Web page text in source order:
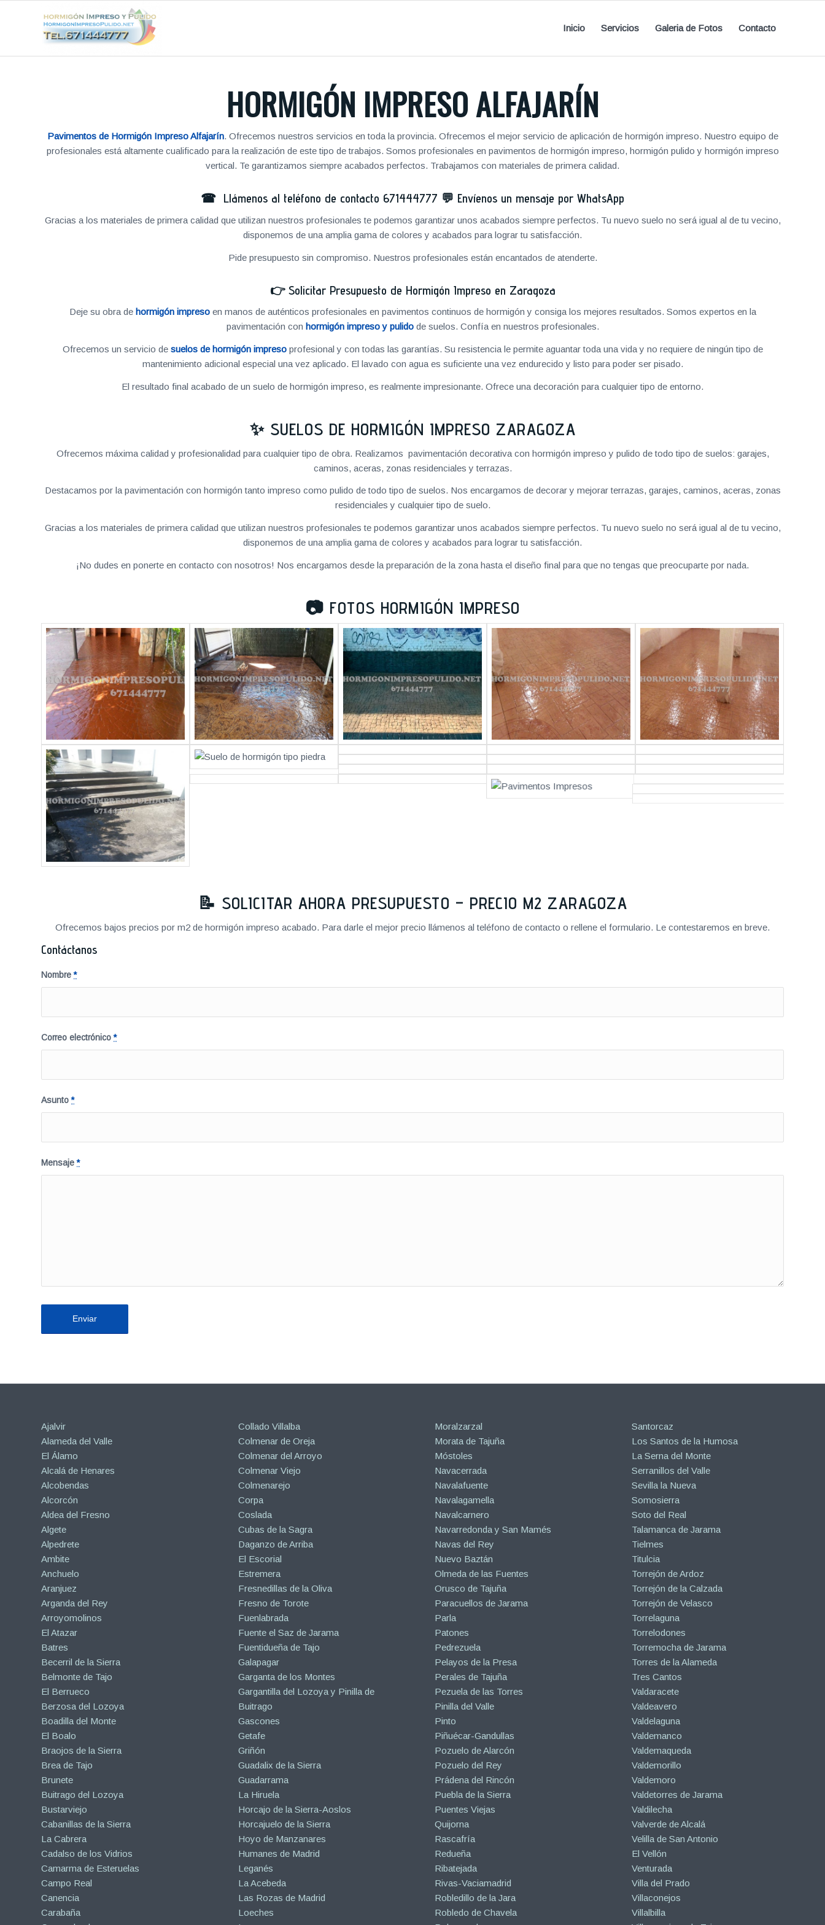
Inicio Servicios Galeria de Fotos Contacto
HORMIGÓN IMPRESO ALFAJARÍN
Pavimentos de Hormigón Impreso Alfajarín. Ofrecemos nuestros servicios en toda la provincia. Ofrecemos el mejor servicio de aplicación de hormigón impreso. Nuestro equipo de
profesionales está altamente cualificado para la realización de este tipo de trabajos. Somos profesionales en pavimentos de hormigón impreso, hormigón pulido y hormigón impreso
vertical. Te garantizamos siempre acabados perfectos. Trabajamos con materiales de primera calidad.
☎ Llámenos al teléfono de contacto 671444777 💬 Envíenos un mensaje por WhatsApp
Gracias a los materiales de primera calidad que utilizan nuestros profesionales te podemos garantizar unos acabados siempre perfectos. Tu nuevo suelo no será igual al de tu vecino,
disponemos de una amplia gama de colores y acabados para lograr tu satisfacción.
Pide presupuesto sin compromiso. Nuestros profesionales están encantados de atenderte.
👉 Solicitar Presupuesto de Hormigón Impreso en Zaragoza
Deje su obra de hormigón impresoen manos de auténticos profesionales en pavimentos continuos de hormigón y consiga los mejores resultados. Somos expertos en la
pavimentación con hormigón impreso y pulidode suelos. Confía en nuestros profesionales.
Ofrecemos un servicio de suelos de hormigón impresoprofesional y con todas las garantías. Su resistencia le permite aguantar toda una vida y no requiere de ningún tipo de
mantenimiento adicional especial una vez aplicado. El lavado con agua es suficiente una vez endurecido y listo para poder ser pisado.
El resultado final acabado de un suelo de hormigón impreso, es realmente impresionante. Ofrece una decoración para cualquier tipo de entorno.
✨ SUELOS DE HORMIGÓN IMPRESO ZARAGOZA
Ofrecemos máxima calidad y profesionalidad para cualquier tipo de obra. Realizamos pavimentación decorativa con hormigón impreso y pulido de todo tipo de suelos: garajes,
caminos, aceras, zonas residenciales y terrazas.
Destacamos por la pavimentación con hormigón tanto impreso como pulido de todo tipo de suelos. Nos encargamos de decorar y mejorar terrazas, garajes, caminos, aceras, zonas
residenciales y cualquier tipo de suelo.
Gracias a los materiales de primera calidad que utilizan nuestros profesionales te podemos garantizar unos acabados siempre perfectos. Tu nuevo suelo no será igual al de tu vecino,
disponemos de una amplia gama de colores y acabados para lograr tu satisfacción.
¡No dudes en ponerte en contacto con nosotros! Nos encargamos desde la preparación de la zona hasta el diseño final para que no tengas que preocuparte por nada.
📷 FOTOS HORMIGÓN IMPRESO
📝 SOLICITAR AHORA PRESUPUESTO – PRECIO M2 ZARAGOZA
Ofrecemos bajos precios por m2 de hormigón impreso acabado. Para darle el mejor precio llámenos al teléfono de contacto o rellene el formulario. Le contestaremos en breve.
Contáctanos
Nombre*
Correo electrónico*
Asunto*
Mensaje*
Ajalvir
Alameda del Valle
El Álamo
Alcalá de Henares
Alcobendas
Alcorcón
Aldea del Fresno
Algete
Alpedrete
Ambite
Anchuelo
Aranjuez
Arganda del Rey
Arroyomolinos
El Atazar
Batres
Becerril de la Sierra
Belmonte de Tajo
El Berrueco
Berzosa del Lozoya
Boadilla del Monte
El Boalo
Braojos de la Sierra
Brea de Tajo
Brunete
Buitrago del Lozoya
Bustarviejo
Cabanillas de la Sierra
La Cabrera
Cadalso de los Vidrios
Camarma de Esteruelas
Campo Real
Canencia
Carabaña
Collado Villalba
Colmenar de Oreja
Colmenar del Arroyo
Colmenar Viejo
Colmenarejo
Corpa
Coslada
Cubas de la Sagra
Daganzo de Arriba
El Escorial
Estremera
Fresnedillas de la Oliva
Fresno de Torote
Fuenlabrada
Fuente el Saz de Jarama
Fuentidueña de Tajo
Galapagar
Garganta de los Montes
Gargantilla del Lozoya y Pinilla de
Buitrago
Gascones
Getafe
Griñón
Guadalix de la Sierra
Guadarrama
La Hiruela
Horcajo de la Sierra-Aoslos
Horcajuelo de la Sierra
Hoyo de Manzanares
Humanes de Madrid
Leganés
La Acebeda
Las Rozas de Madrid
Loeches
Moralzarzal
Morata de Tajuña
Móstoles
Navacerrada
Navalafuente
Navalagamella
Navalcarnero
Navarredonda y San Mamés
Navas del Rey
Nuevo Baztán
Olmeda de las Fuentes
Orusco de Tajuña
Paracuellos de Jarama
Parla
Patones
Pedrezuela
Pelayos de la Presa
Perales de Tajuña
Pezuela de las Torres
Pinilla del Valle
Pinto
Piñuécar-Gandullas
Pozuelo de Alarcón
Pozuelo del Rey
Prádena del Rincón
Puebla de la Sierra
Puentes Viejas
Quijorna
Rascafría
Redueña
Ribatejada
Rivas-Vaciamadrid
Robledillo de la Jara
Robledo de Chavela
Santorcaz
Los Santos de la Humosa
La Serna del Monte
Serranillos del Valle
Sevilla la Nueva
Somosierra
Soto del Real
Talamanca de Jarama
Tielmes
Titulcia
Torrejón de Ardoz
Torrejón de la Calzada
Torrejón de Velasco
Torrelaguna
Torrelodones
Torremocha de Jarama
Torres de la Alameda
Tres Cantos
Valdaracete
Valdeavero
Valdelaguna
Valdemanco
Valdemaqueda
Valdemorillo
Valdemoro
Valdetorres de Jarama
Valdilecha
Valverde de Alcalá
Velilla de San Antonio
El Vellón
Venturada
Villa del Prado
Villaconejos
Villalbilla